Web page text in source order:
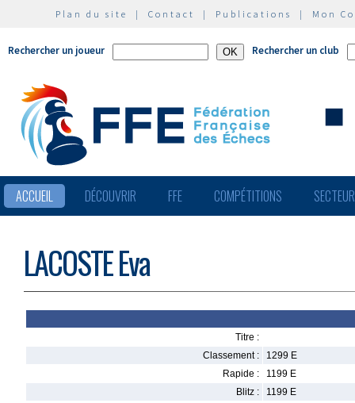
Plan du site | Contact | Publications | Mon
Rechercher un joueur Rechercher un club
ACCUEIL DÉCOUVRIR FFE COMPÉTITIONS
LACOSTE Eva
Titre :
Classement :
1299 E
Rapide :
1199 E
Blitz :
1199 E